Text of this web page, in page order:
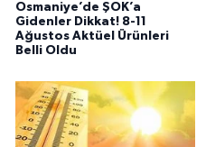
Osmaniye’de ŞOK’a
Gidenler Dikkat! 8-11
Ağustos Aktüel Ürünleri
Belli Oldu